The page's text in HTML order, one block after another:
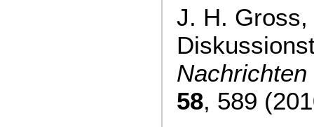
J. H. Gross,
58, 589